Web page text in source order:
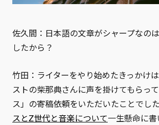
佐久間：日本語の文章がシャープなの
したから？
竹田：ライターをやり始めたきっかけ
ストの柴那典さんに声を掛けてもらっ
ス」の寄稿依頼をいただいたことでした
スとZ世代と音楽について一生懸命に